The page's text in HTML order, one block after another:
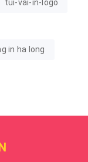
tui-vai-in-logo
in ha long